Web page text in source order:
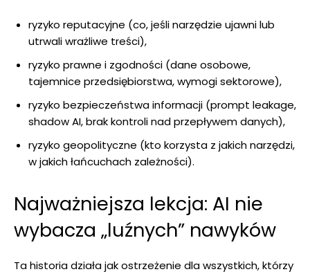
ryzyko reputacyjne (co, jeśli narzędzie ujawni lub
utrwali wrażliwe treści),
ryzyko prawne i zgodności (dane osobowe,
tajemnice przedsiębiorstwa, wymogi sektorowe),
ryzyko bezpieczeństwa informacji (prompt leakage,
shadow AI, brak kontroli nad przepływem danych),
ryzyko geopolityczne (kto korzysta z jakich narzędzi,
w jakich łańcuchach zależności).
Najważniejsza lekcja: AI nie
wybacza „luźnych” nawyków
Ta historia działa jak ostrzeżenie dla wszystkich, którzy